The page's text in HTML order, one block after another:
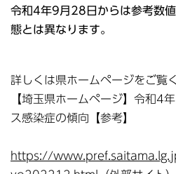
令和4年9月28日からは参考数
態とは異なります。
詳しくは県ホームページをご覧
【埼玉県ホームページ】令和4
ス感染症の傾向【参考】
https://